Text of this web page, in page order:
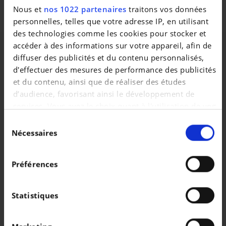
Nous et nos 1022 partenaires traitons vos données
personnelles, telles que votre adresse IP, en utilisant
des technologies comme les cookies pour stocker et
accéder à des informations sur votre appareil, afin de
diffuser des publicités et du contenu personnalisés,
d'effectuer des mesures de performance des publicités
et du contenu, ainsi que de réaliser des études
d’audience, favorisant ainsi le développement de
services. Vous avez le choix quant à l'utilisation de vos
retirer votre consentement à tout moment en
consultant la Déclaration relative aux cookies ou en
Collecter des informations sur votre localisation
géographique qui peuvent être précises à plusieurs
duNécessaires
Préférences
Statistiques
Decaigny en het ganse team.
Véhicules similaires